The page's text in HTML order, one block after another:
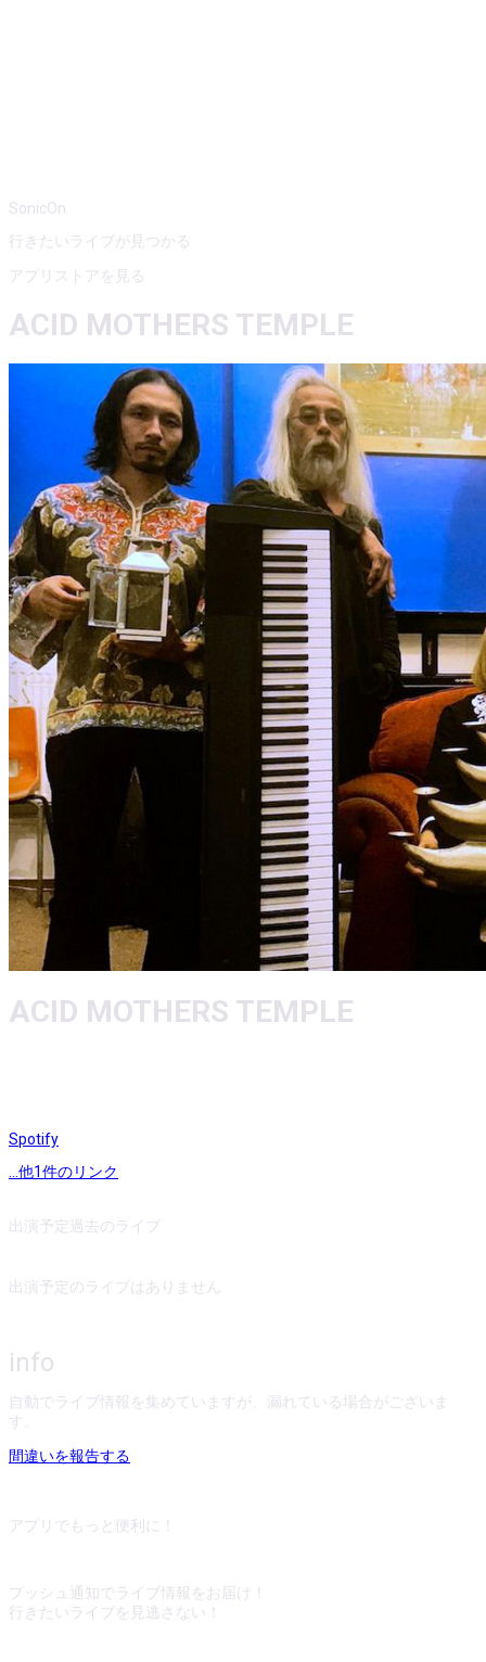
SonicOn
行きたいライブが見つかる
アプリストアを見る
ACID MOTHERS TEMPLE
ACID MOTHERS TEMPLE
Spotify
...他1件のリンク
出演予定 過去のライブ
出演予定のライブはありません
info
自動でライブ情報を集めていますが、漏れている場合がございま
す。
間違いを報告する
アプリでもっと便利に！
プッシュ通知でライブ情報をお届け！
行きたいライブを見逃さない！